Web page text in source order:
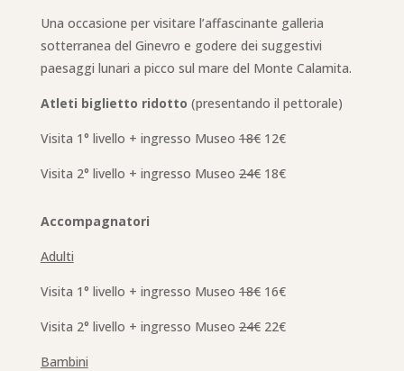
Una occasione per visitare l’affascinante galleria
sotterranea del Ginevro e godere dei suggestivi
paesaggi lunari a picco sul mare del Monte Calamita.
Atleti biglietto ridotto (presentando il pettorale)
Visita 1° livello + ingresso Museo18€12€
Visita 2° livello + ingresso Museo24€18€
Accompagnatori
Adulti
Visita 1° livello + ingresso Museo18€16€
Visita 2° livello + ingresso Museo24€22€
Bambini